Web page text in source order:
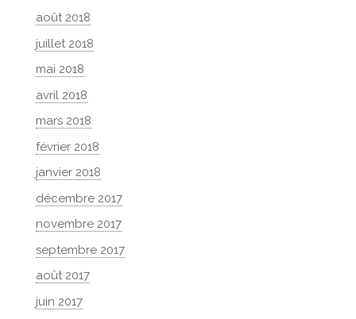
août 2018
juillet 2018
mai 2018
avril 2018
mars 2018
février 2018
janvier 2018
décembre 2017
novembre 2017
septembre 2017
août 2017
juin 2017